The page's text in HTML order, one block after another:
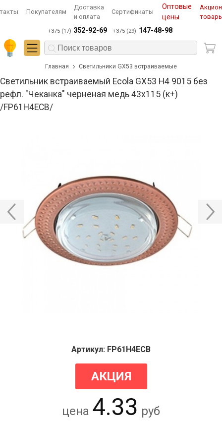
Покупателям
Доставка
и оплата
Сертификаты
Оптовые
цены
+375 (17) 352-92-69 +375 (29) 147-48-98
Главная Светильники GX53 встраиваемые
Cветильник встраиваемый Ecola GX53 H4 9015 без
рефл. "Чеканка" черненая медь 43x115 (к+)
/FP61H4ECB/
Артикул: FP61H4ECB
АКЦИЯ
цена 4.33 руб